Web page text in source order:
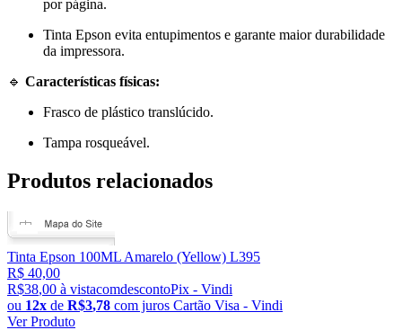
por página.
Tinta Epson evita entupimentos e garante maior durabilidade
da impressora.
🔹 Características físicas:
Frasco de plástico translúcido.
Tampa rosqueável.
Produtos relacionados
Tinta Epson 100ML Amarelo (Yellow) L395
R$ 40,00
R$38,00 à vistacomdescontoPix - Vindi
ou 12x de R$3,78 com juros Cartão Visa - Vindi
Ver Produto